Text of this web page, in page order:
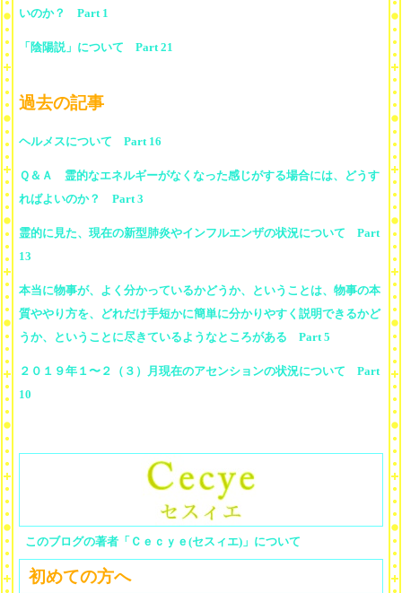
いのか？ Part 1
「陰陽説」について Part 21
過去の記事
ヘルメスについて Part 16
Ｑ＆Ａ 霊的なエネルギーがなくなった感じがする場合には、どうす
ればよいのか？ Part 3
霊的に見た、現在の新型肺炎やインフルエンザの状況について Part
13
本当に物事が、よく分かっているかどうか、ということは、物事の本
質ややり方を、どれだけ手短かに簡単に分かりやすく説明できるかど
うか、ということに尽きているようなところがある Part 5
２０１９年１〜２（３）月現在のアセンションの状況について Part
10
このブログの著者「Ｃｅｃｙｅ(セスィエ)」について
初めての方へ